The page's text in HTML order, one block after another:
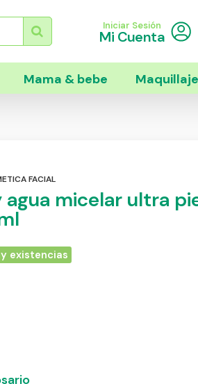
Iniciar Sesión
Mi Cuenta
Mama & bebe Maquillaje
FACIAL
agua micelar ultra
existencias